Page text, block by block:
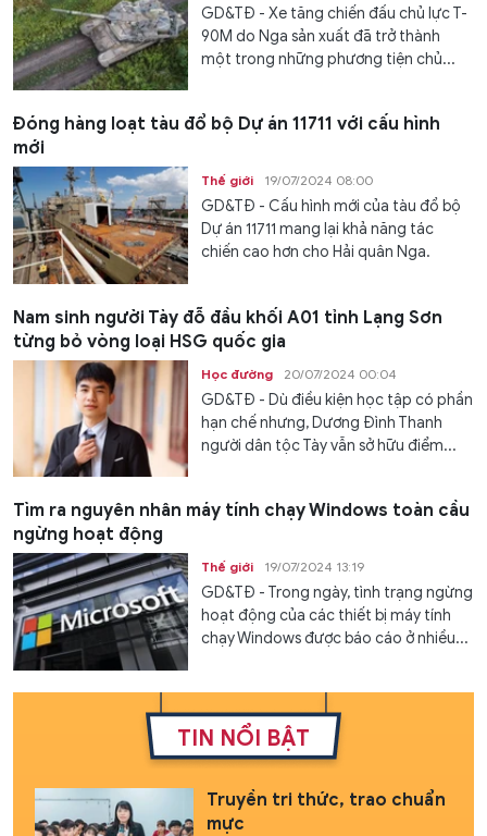
GD&TĐ - Xe tăng chiến đấu chủ lực T-
90M do Nga sản xuất đã trở thành
một trong những phương tiện chủ...
Đóng hàng loạt tàu đổ bộ Dự án 11711 với cấu hình
mới
Thế giới 19/07/2024 08:00
GD&TĐ - Cấu hình mới của tàu đổ bộ
Dự án 11711 mang lại khả năng tác
chiến cao hơn cho Hải quân Nga.
Nam sinh người Tày đỗ đầu khối A01 tỉnh Lạng Sơn
từng bỏ vòng loại HSG quốc gia
Học đường 20/07/2024 00:04
GD&TĐ - Dù điều kiện học tập có phần
hạn chế nhưng, Dương Đình Thanh
người dân tộc Tày vẫn sở hữu điểm...
Tìm ra nguyên nhân máy tính chạy Windows toàn cầu
ngừng hoạt động
Thế giới 19/07/2024 13:19
GD&TĐ - Trong ngày, tình trạng ngừng
hoạt động của các thiết bị máy tính
chạy Windows được báo cáo ở nhiều...
TIN NỔI BẬT
Truyền tri thức, trao chuẩn
mực